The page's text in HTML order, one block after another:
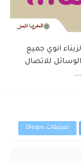
انوي جميع
الوسائل للاتصال
تعليقات Disqus